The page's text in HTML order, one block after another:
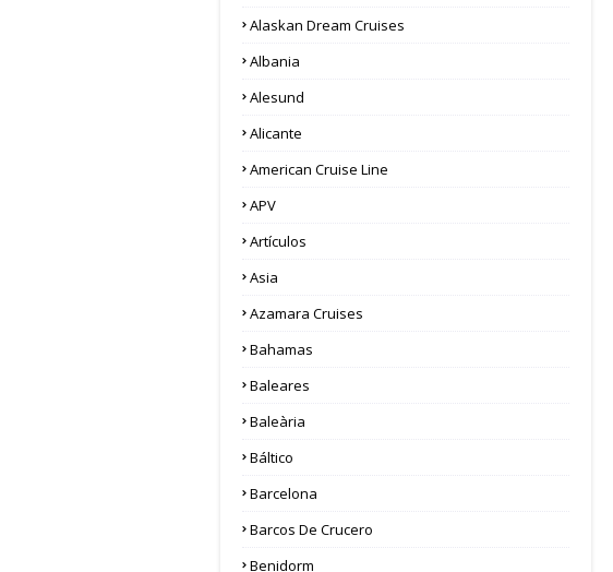
Alaskan Dream Cruises
Albania
Alesund
Alicante
American Cruise Line
APV
Artículos
Asia
Azamara Cruises
Bahamas
Baleares
Baleària
Báltico
Barcelona
Barcos De Crucero
Benidorm